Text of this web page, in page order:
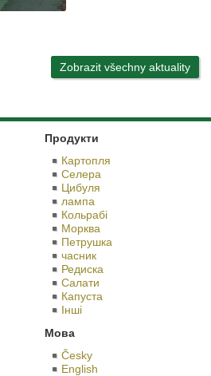
Zobrazit všechny aktuality
Продукти
Картопля
Селера
Цибуля
лампа
Кольрабі
Морква
Петрушка
часник
Редиска
Салати
Капуста
Іншi
Мова
Česky
English